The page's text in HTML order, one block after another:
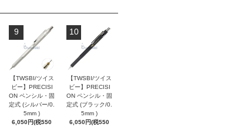
9
【TWSBI/ツイス
ビー】PRECISI
ON ペンシル・固
定式 (シルバー/0.
5mm )
6,050円(税550
10
【TWSBI/ツイス
ビー】PRECISI
ON ペンシル・固
定式 (ブラック/0.
5mm )
6,050円(税550